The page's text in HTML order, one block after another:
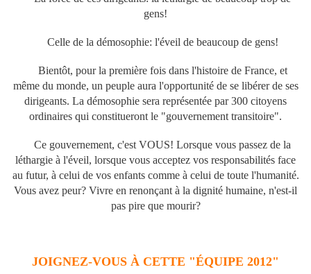
gens!
Celle de la démosophie: l'éveil de beaucoup de gens!
Bientôt, pour la première fois dans l'histoire de France, et
même du monde, un peuple aura l'opportunité de se libérer de ses
dirigeants. La démosophie sera représentée par 300 citoyens
ordinaires qui constitueront le "gouvernement transitoire".
Ce gouvernement, c'est VOUS! Lorsque vous passez de la
léthargie à l'éveil, lorsque vous acceptez vos responsabilités face
au futur, à celui de vos enfants comme à celui de toute l'humanité.
Vous avez peur? Vivre en renonçant à la dignité humaine, n'est-il
pas pire que mourir?
JOIGNEZ-VOUS À CETTE "ÉQUIPE 2012"